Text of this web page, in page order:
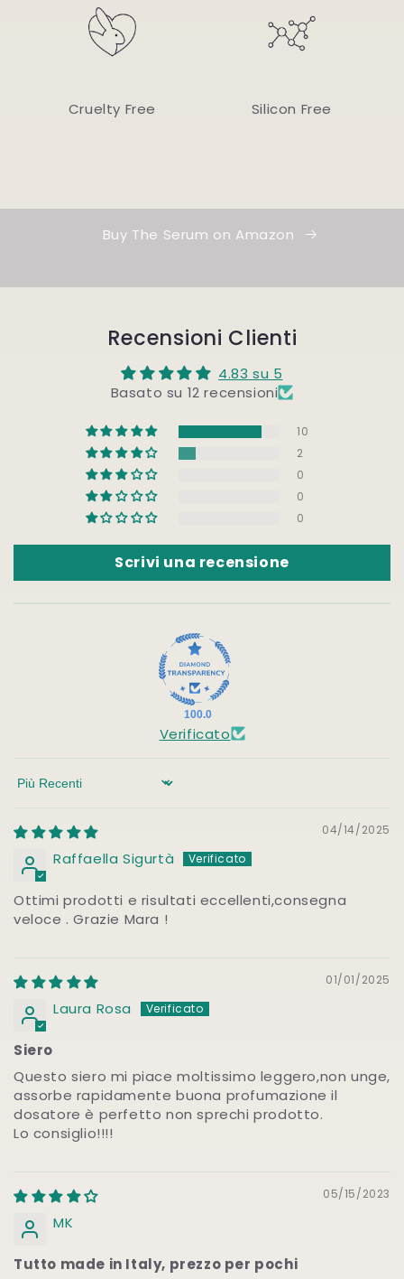
Cruelty Free Silicon Free
Buy The Serum on Amazon
Recensioni Clienti
4.83 su 5
Basato su 12 recensioni
10
2
0
0
0
Scrivi una recensione
100.0
Verificato
Sort by
04/14/2025
Raffaella Sigurtà
Ottimi prodotti e risultati eccellenti,consegna
veloce . Grazie Mara !
01/01/2025
Laura Rosa
Siero
Questo siero mi piace moltissimo leggero,non unge,
assorbe rapidamente buona profumazione il
dosatore è perfetto non sprechi prodotto.
Lo consiglio!!!!
05/15/2023
MK
Tutto made in Italy, prezzo per pochi